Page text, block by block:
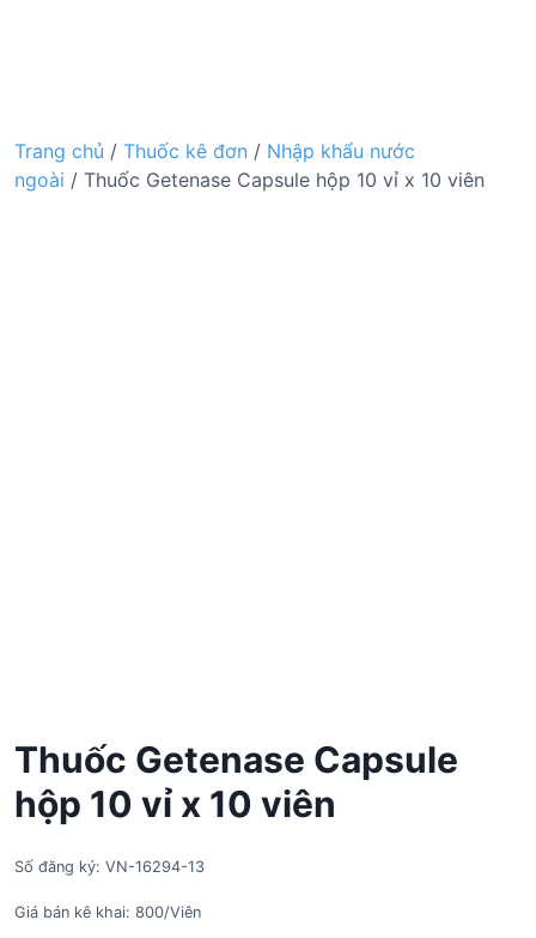
Trang chủ / Thuốc kê đơn / Nhập khẩu nước
ngoài / Thuốc Getenase Capsule hộp 10 vỉ x 10 viên
Thuốc Getenase Capsule
hộp 10 vỉ x 10 viên
Số đăng ký: VN-16294-13
Giá bán kê khai: 800/Viên